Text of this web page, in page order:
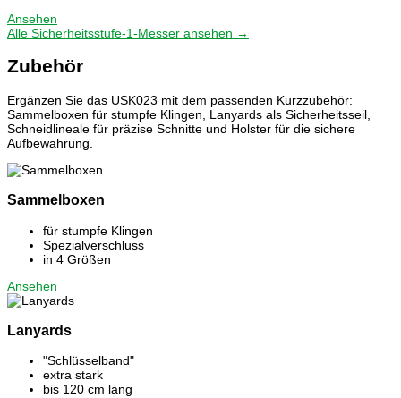
Ansehen
Alle Sicherheitsstufe-1-Messer ansehen →
Zubehör
Ergänzen Sie das USK023 mit dem passenden Kurzzubehör:
Sammelboxen für stumpfe Klingen, Lanyards als Sicherheitsseil,
Schneidlineale für präzise Schnitte und Holster für die sichere
Aufbewahrung.
Sammelboxen
für stumpfe Klingen
Spezialverschluss
in 4 Größen
Ansehen
Lanyards
"Schlüsselband"
extra stark
bis 120 cm lang